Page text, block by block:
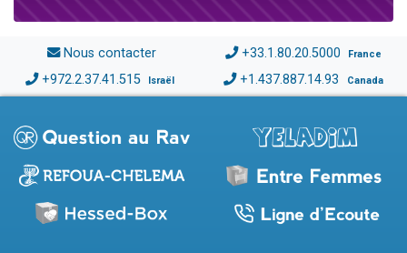
Nous contacter +33.1.80.20.5000 France
+972.2.37.41.515 Israël +1.437.887.14.93 Canada